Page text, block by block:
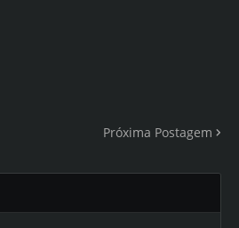
Próxima Postagem